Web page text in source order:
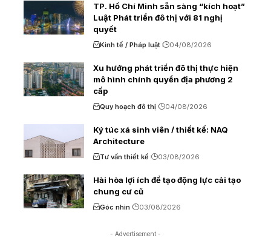
TP. Hồ Chí Minh sẵn sàng “kích hoạt”
Luật Phát triển đô thị với 81 nghị
quyết
Kinh tế / Pháp luật 04/08/2026
Xu hướng phát triển đô thị thực hiện
mô hình chính quyền địa phương 2
cấp
Quy hoạch đô thị 04/08/2026
Ký túc xá sinh viên / thiết kế: NAQ
Architecture
Tư vấn thiết kế 03/08/2026
Hài hòa lợi ích để tạo động lực cải tạo
chung cư cũ
Góc nhìn 03/08/2026
- Advertisement -